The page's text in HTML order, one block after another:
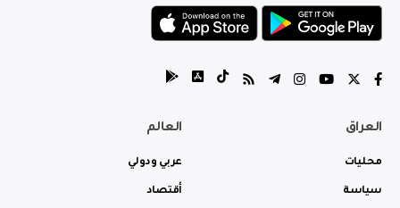
العراق
محليات
سياسة
العالم
عربي ودولي
أقتصاد